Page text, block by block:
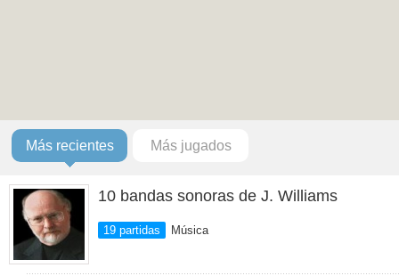
Más recientes Más jugados
10 bandas sonoras de J. Williams
19 partidas Música